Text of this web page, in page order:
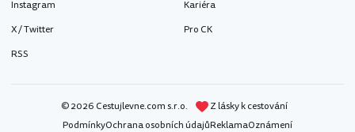
Instagram
X / Twitter
RSS
Kariéra
Pro CK
© 2026 Cestujlevne.com s.r.o.
Z lásky k cestování
PodmínkyOchrana osobních údajůReklamaOznámení